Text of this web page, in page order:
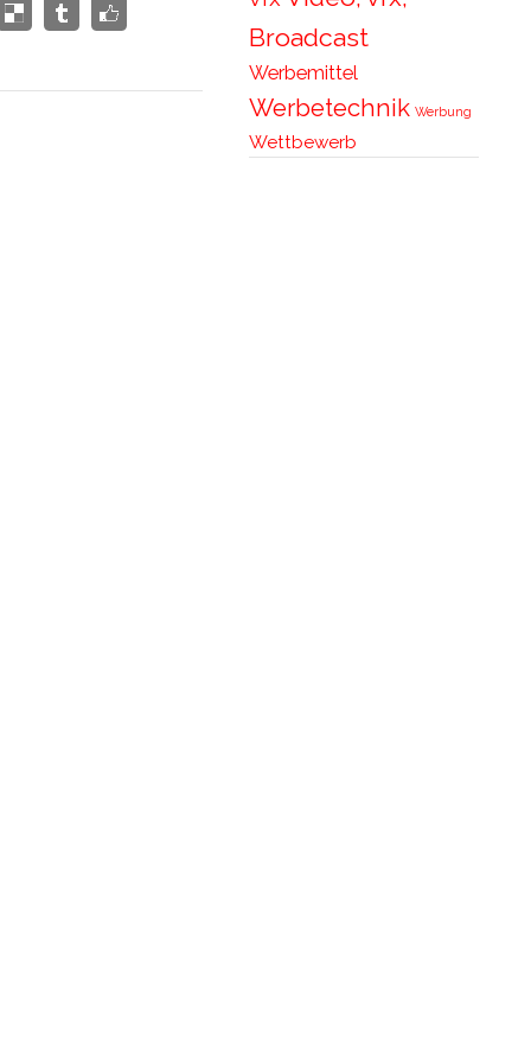
Broadcast
Werbemittel
Werbetechnik Werbung
Wettbewerb